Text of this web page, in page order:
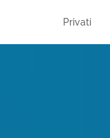
Privati